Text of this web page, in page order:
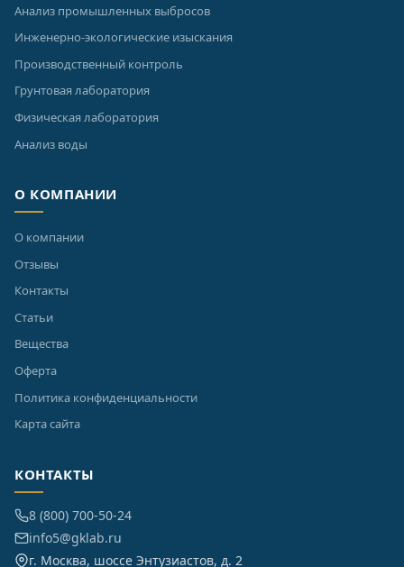
Анализ промышленных выбросов
Инженерно-экологические изыскания
Производственный контроль
Грунтовая лаборатория
Физическая лаборатория
Анализ воды
О КОМПАНИИ
О компании
Отзывы
Контакты
Статьи
Вещества
Оферта
Политика конфиденциальности
Карта сайта
КОНТАКТЫ
8 (800) 700-50-24
info5@gklab.ru
г. Москва, шоссе Энтузиастов, д. 2